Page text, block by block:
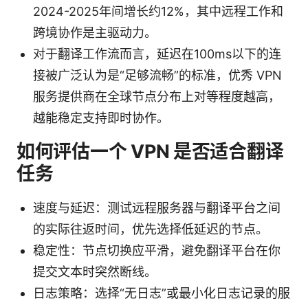
2024-2025年间增长约12%，其中远程工作和
跨境协作是主驱动力。
对于翻译工作流而言，延迟在100ms以下的连
接被广泛认为是“足够流畅”的标准，优秀 VPN
服务提供商在全球节点分布上对等程度越高，
越能稳定支持即时协作。
如何评估一个 VPN 是否适合翻译
任务
速度与延迟：测试远程服务器与翻译平台之间
的实际往返时间，优先选择低延迟的节点。
稳定性：节点切换应平滑，避免翻译平台在你
提交文本时突然断线。
日志策略：选择“无日志”或最小化日志记录的服